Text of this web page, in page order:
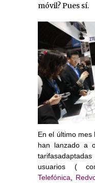
móvil? Pues sí.
En el último
han lanzado a
usuarios (
Telefónica